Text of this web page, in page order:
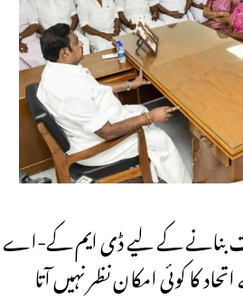
بنانے کے لیے ڈی ایم کے-اے
کا کوئی امکان نظر نہیں آتا